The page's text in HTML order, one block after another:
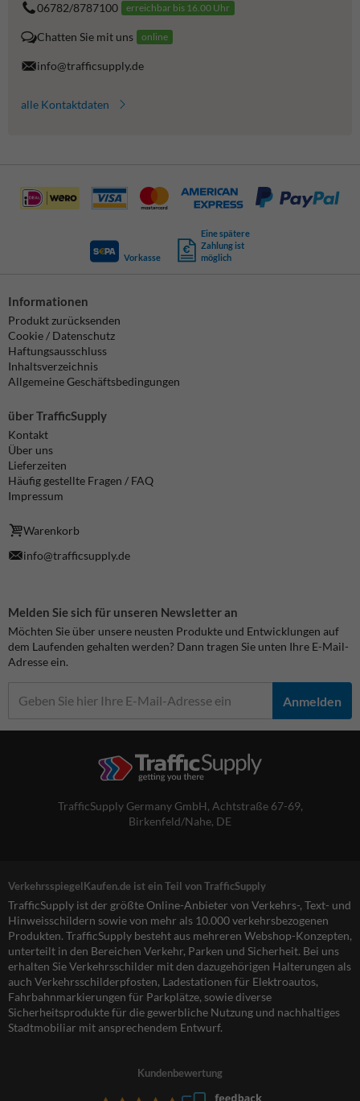
06782/8787100 erreichbar bis 16.00 Uhr
Chatten Sie mit uns online
info@trafficsupply.de
alle Kontaktdaten
Vorkasse
Eine spätere
Zahlung ist
möglich
Informationen
Produkt zurücksenden
Cookie / Datenschutz
Haftungsausschluss
Inhaltsverzeichnis
Allgemeine Geschäftsbedingungen
über TrafficSupply
Kontakt
Über uns
Lieferzeiten
Häufig gestellte Fragen / FAQ
Impressum
Warenkorb
info@trafficsupply.de
Melden Sie sich für unseren Newsletter an
Möchten Sie über unsere neusten Produkte und Entwicklungen auf
dem Laufenden gehalten werden? Dann tragen Sie unten Ihre E-Mail-
Adresse ein.
Anmelden
TrafficSupply Germany GmbH, Achtstraße 67-69,
Birkenfeld/Nahe, DE
VerkehrsspiegelKaufen.de ist ein Teil von TrafficSupply
TrafficSupply ist der größte Online-Anbieter von Verkehrs-, Text- und
Hinweisschildern sowie von mehr als 10.000 verkehrsbezogenen
Produkten. TrafficSupply besteht aus mehreren Webshop-Konzepten,
unterteilt in den Bereichen Verkehr, Parken und Sicherheit. Bei uns
erhalten Sie Verkehrsschilder mit den dazugehörigen Halterungen als
auch Verkehrsschilderpfosten, Ladestationen für Elektroautos,
Fahrbahnmarkierungen für Parkplätze, sowie diverse
Sicherheitsprodukte für die gewerbliche Nutzung und nachhaltiges
Stadtmobiliar mit ansprechendem Entwurf.
Kundenbewertung